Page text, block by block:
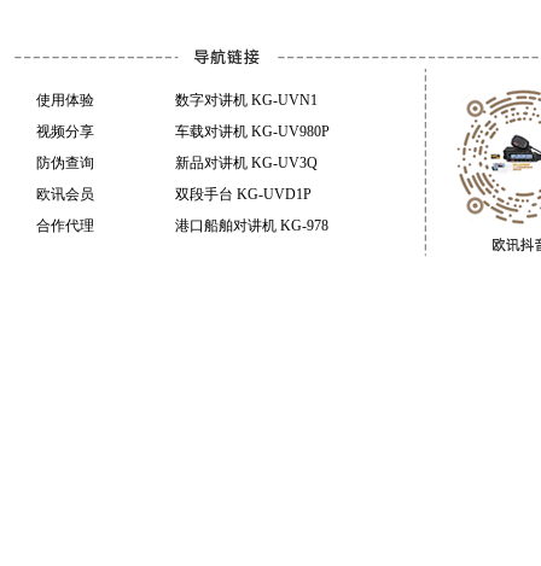
使用体验
视频分享
防伪查询
欧讯会员
合作代理
数字对讲机 KG-UVN1
车载对讲机 KG-UV980P
新品对讲机 KG-UV3Q
双段手台 KG-UVD1P
港口船舶对讲机 KG-978